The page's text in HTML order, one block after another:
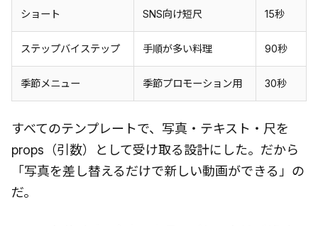
ショート SNS向け短尺 15秒
ステップバイステップ 手順が多い料理 90秒
季節メニュー 季節プロモーション用 30秒
すべてのテンプレートで、写真・テキスト・尺を
props（引数）として受け取る設計にした。だから
「写真を差し替えるだけで新しい動画ができる」の
だ。